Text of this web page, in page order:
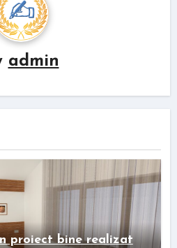
admin
proiect bine realizat